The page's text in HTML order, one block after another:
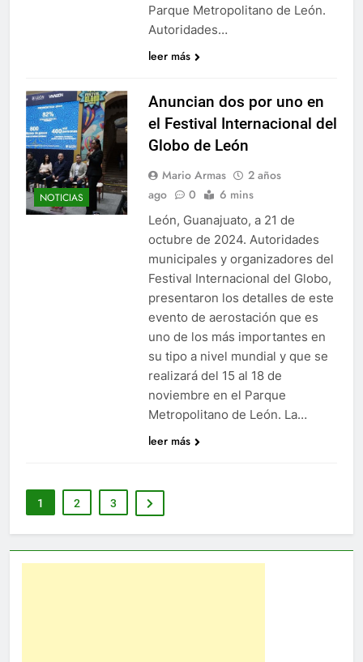
Parque Metropolitano de León.
Autoridades…
leer más
NOTICIAS
Anuncian dos por uno en
el Festival Internacional del
Globo de León
Mario Armas
2 años
ago
0 6 mins
León, Guanajuato, a 21 de
octubre de 2024. Autoridades
municipales y organizadores del
Festival Internacional del Globo,
presentaron los detalles de este
evento de aerostación que es
uno de los más importantes en
su tipo a nivel mundial y que se
realizará del 15 al 18 de
noviembre en el Parque
Metropolitano de León. La…
leer más
1 2 3